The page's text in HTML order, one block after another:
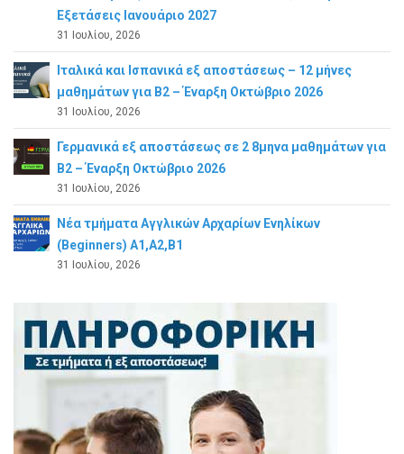
Εξετάσεις Ιανουάριο 2027
31 Ιουλίου, 2026
Ιταλικά και Ισπανικά εξ αποστάσεως – 12 μήνες
μαθημάτων για B2 – Έναρξη Οκτώβριο 2026
31 Ιουλίου, 2026
Γερμανικά εξ αποστάσεως σε 2 8μηνα μαθημάτων για
Β2 – Έναρξη Οκτώβριο 2026
31 Ιουλίου, 2026
Νέα τμήματα Αγγλικών Αρχαρίων Ενηλίκων
(Beginners) A1,A2,B1
31 Ιουλίου, 2026